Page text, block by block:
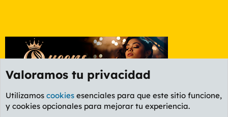
Foro General
Valoramos tu privacidad
Utilizamos cookies esenciales para que este sitio funcione,
y cookies opcionales para mejorar tu experiencia.